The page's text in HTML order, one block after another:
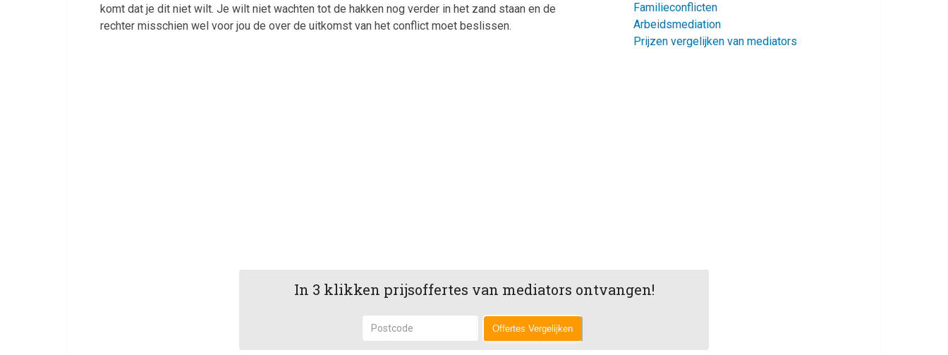
komt dat je dit niet wilt. Je wilt niet wachten tot de hakken nog verder in het zand staan en de
rechter misschien wel voor jou de over de uitkomst van het conflict moet beslissen.
Familieconflicten
Arbeidsmediation
Prijzen vergelijken van mediators
In 3 klikken prijsoffertes van mediators ontvangen!
Offertes Vergelijken